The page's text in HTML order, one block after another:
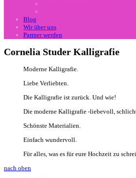
Blog
Wir über uns
Partner werden
Cornelia Studer Kalligrafie
Moderne Kalligrafie.
Liebe Verliebten.
Die Kalligrafie ist zurück. Und wie!
Die moderne Kalligrafie -liebevoll,
Schönste Materialien.
Einfach wundervoll.
Für alles, was es für eure Hochzeit zu
nach oben